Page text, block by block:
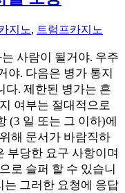
지노, 트럼프카지노
사람이 될거야. 우주
야. 다음은 병가 통지
다. 제한된 병가는 흔
여부는 절대적으로
(3 일 또는 그 이하)에
해 문서가 바람직하
부당한 요구 사항이며
로 슬퍼 할 수 있습니
는 그러한 요청에 응답